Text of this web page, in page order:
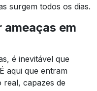
surgem todos os dias.
em
é inevitável que
aqui que entram
real, capazes de